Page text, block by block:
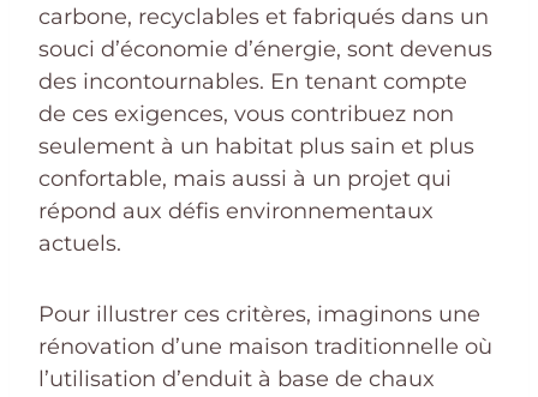
carbone, recyclables et fabriqués dans un
souci d’économie d’énergie, sont devenus
des incontournables. En tenant compte
de ces exigences, vous contribuez non
seulement à un habitat plus sain et plus
confortable, mais aussi à un projet qui
répond aux défis environnementaux
actuels.
Pour illustrer ces critères, imaginons une
rénovation d’une maison traditionnelle où
l’utilisation d’enduit à base de chaux